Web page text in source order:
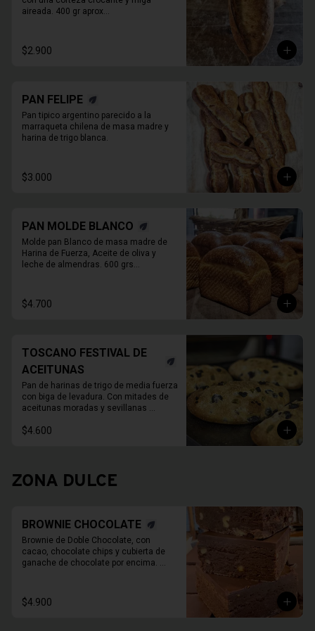
aireada. 400 gr aprox
$2.900
PAN FELIPE
Pan tipico argentino parecido a la
marraqueta chilena de masa madre y
harina de trigo blanca.
$3.000
PAN MOLDE BLANCO
Molde pan Blanco de masa madre de
Harina de Fuerza, Aceite de oliva y
leche de almendras. 600 grs
$4.700
TOSCANO FESTIVAL DE
ACEITUNAS
Pan de harinas de trigo de media fuerza
con biga de levadura. Con mitades de
aceitunas moradas y sevillanas
$4.600
ZONA DULCE
BROWNIE CHOCOLATE
Brownie de Doble Chocolate, con
cacao, chocolate chips y cubierta de
ganache de chocolate por encima.
$4.900